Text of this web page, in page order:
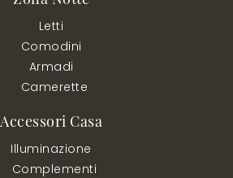
Letti
Comodini
Armadi
Camerette
Accessori Casa
Illuminazione
Complementi